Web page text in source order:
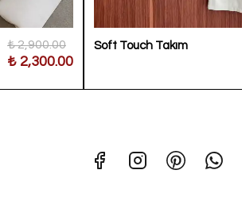
₺ 2,900.00
₺ 2,300.00
Soft Touch Takım